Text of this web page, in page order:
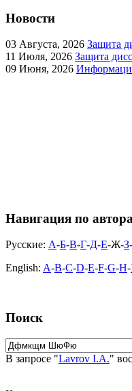
Новости
03 Августа, 2026 Защита
11 Июля, 2026 Защита
09 Июня, 2026
Навигация по
Русские: А-Б-В-Г-Д-Е-Ж-З-
English: A-B-C-D-E-F-G-H-
Поиск
В запросе "Lavrov I.A."